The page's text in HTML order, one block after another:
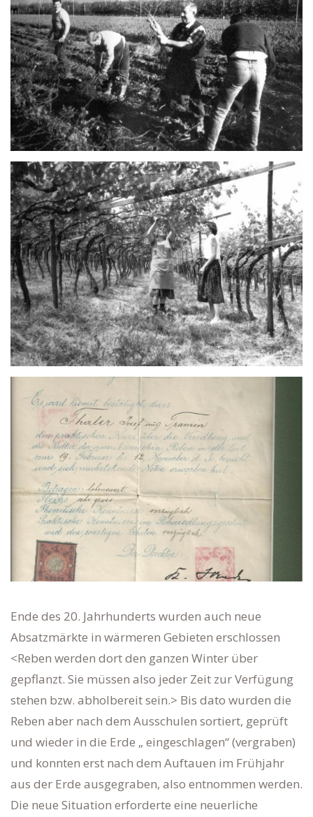
Ende des 20. Jahrhunderts wurden auch neue
Absatzmärkte in wärmeren Gebieten erschlossen
<Reben werden dort den ganzen Winter über
gepflanzt. Sie müssen also jeder Zeit zur Verfügung
stehen bzw. abholbereit sein.> Bis dato wurden die
Reben aber nach dem Ausschulen sortiert, geprüft
und wieder in die Erde „ eingeschlagen“ (vergraben)
und konnten erst nach dem Auftauen im Frühjahr
aus der Erde ausgegraben, also entnommen werden.
Die neue Situation erforderte eine neuerliche